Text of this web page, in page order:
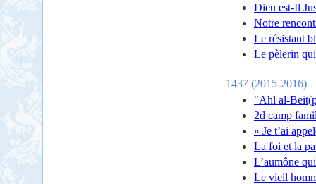
Dieu est-Il
Notre
Le résistant
Le pèlerin
1437 (2015-2016)
"Ahl al-
2d camp
« Je t’ai
La foi et la
L’aumône
Le vieil